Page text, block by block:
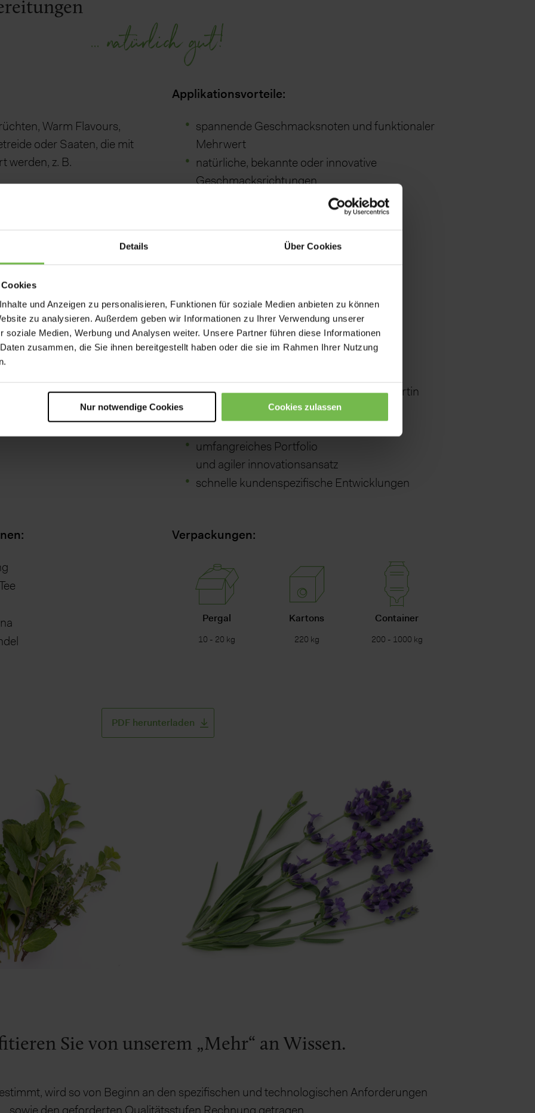
Details Über Cookies
und Anzeigen zu personalisieren, Funktionen für soziale Medien anbieten zu können
zu analysieren. Außerdem geben wir Informationen zu Ihrer Verwendung unserer
soziale Medien, Werbung und Analysen weiter. Unsere Partner führen diese Informationen
zusammen, die Sie ihnen bereitgestellt haben oder die sie im Rahmen Ihrer Nutzung
Nur notwendige Cookies Cookies zulassen
... natürlich gut!
Warm Flavours,
oder Saaten, die mit
werden, z. B.
Schnittgrößen
auch Clean-Label
Applikationsvorteile:
spannende Geschmacksnoten und funktionaler
Mehrwert
natürliche, bekannte oder innovative
Geschmacksrichtungen
unbegrenzte Geschmacksvariationen mit
variabler Botanicals-Anteil
natürliche, ansprechende Farben
Ihre Vorteile:
strategische Zusammenarbeit mit der Martin
herausragende Applikations-Kompetenz
umfangreiches Portfolio
und agiler innovationsansatz
schnelle kundenspezifische Entwicklungen
Verpackungen:
Pergal
10 - 20 kg
Kartons
220 kg
Container
200 - 1000 kg
PDF herunterladen
Sie von unserem „Mehr“ an Wissen.
wird so von Beginn an den spezifischen und technologischen Anforderungen
sowie den geforderten Qualitätsstufen Rechnung getragen.